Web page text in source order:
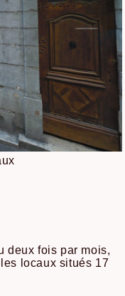
deux fois par mois,
locaux situés 17